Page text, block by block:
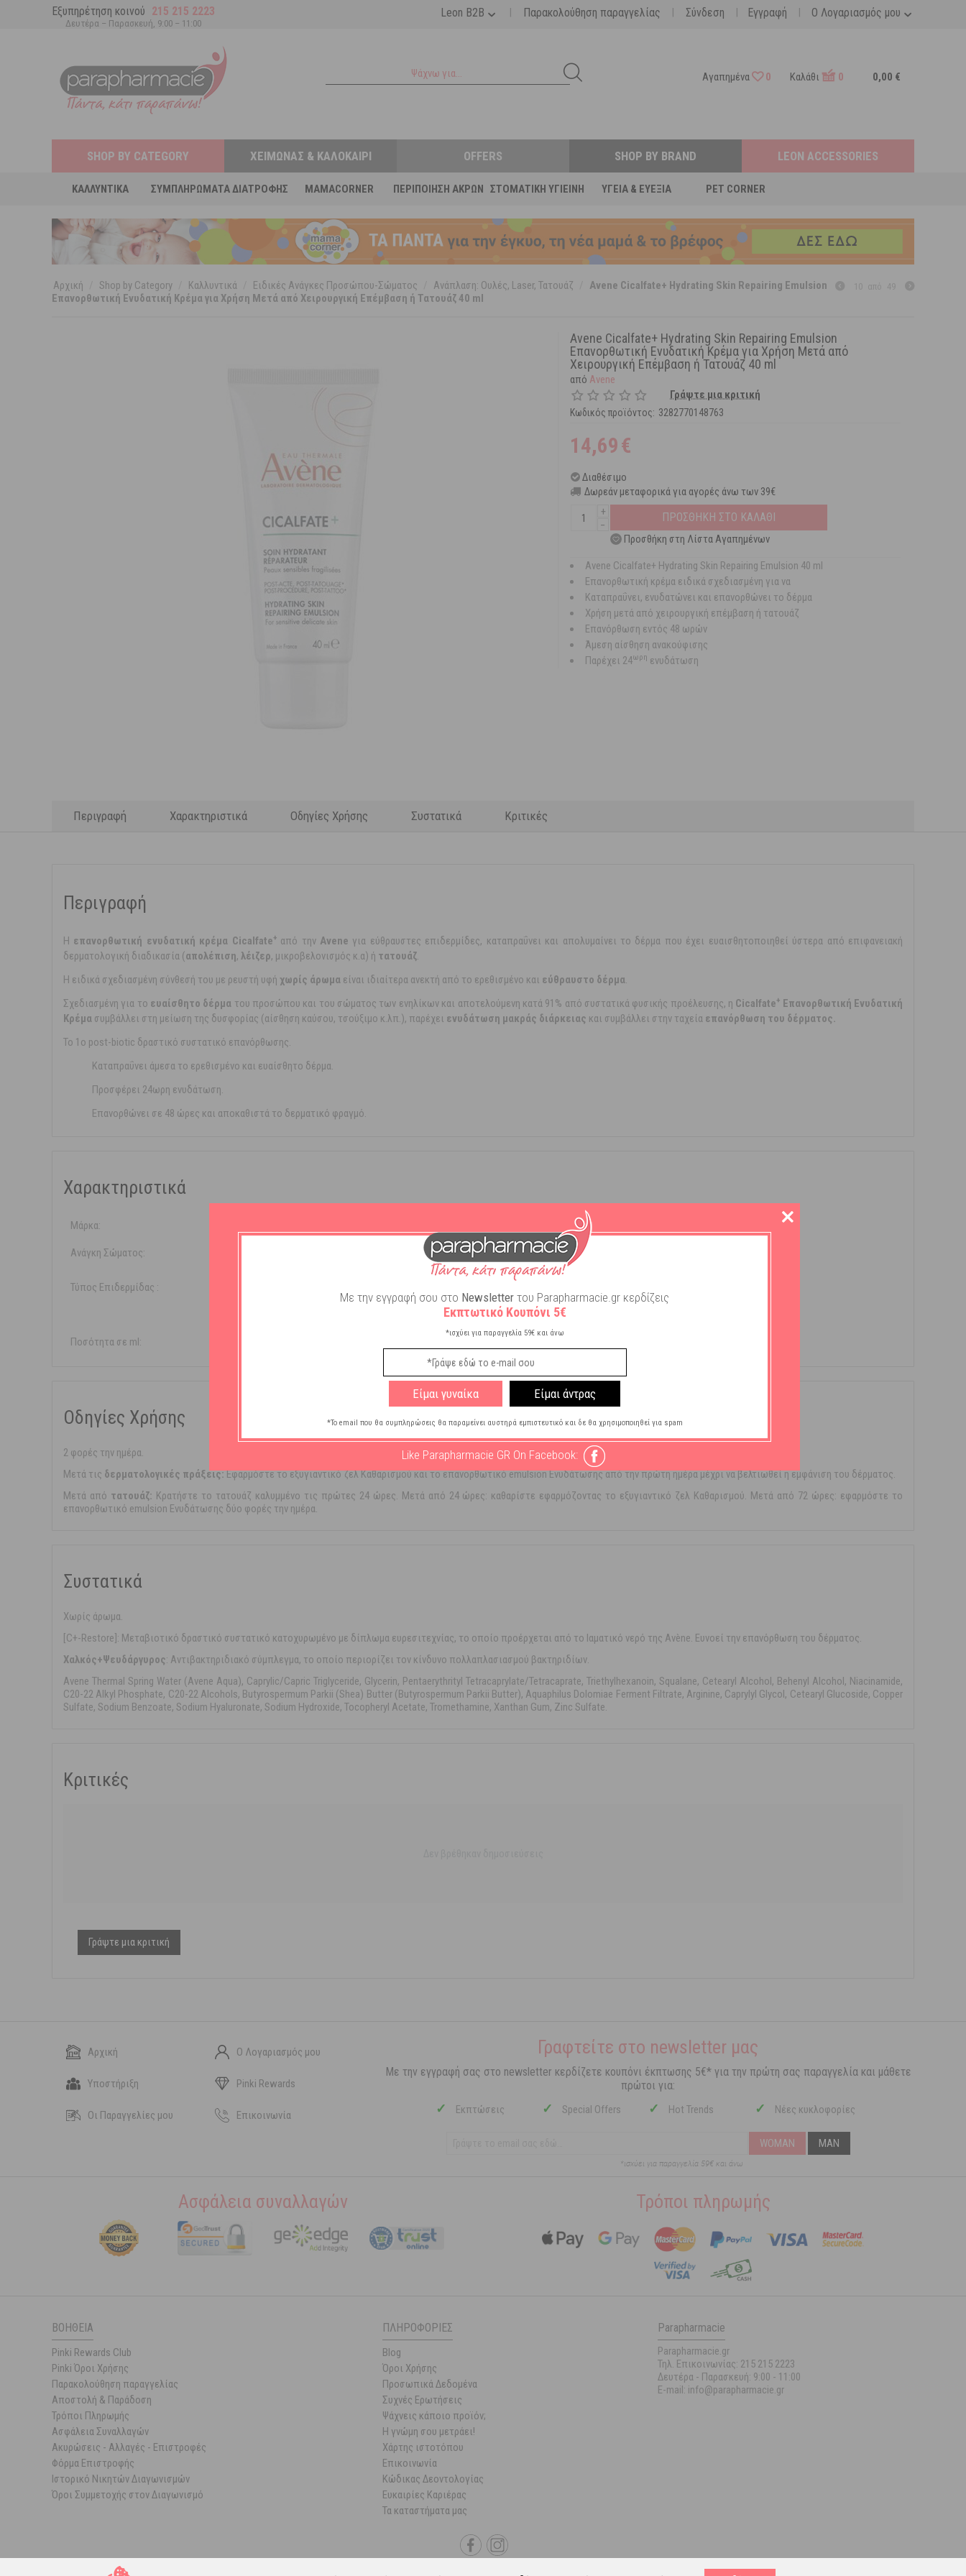
Εξυπηρέτηση κοινού 215 215 2223
Δευτέρα – Παρασκευή, 9:00 – 11:00
Ο Λογαριασμός μου
Leon B2B | Παρακολούθηση παραγγελίας | Σύνδεση | Εγγραφή |
Αγαπημένα 0 Καλάθι 0 0,00 €
SHOP BY CATEGORY
ΚΑΛΛΥΝΤΙΚΆ ΣΥΜΠΛΗΡΏΜΑΤΑ ΔΙΑΤΡΟΦΉΣ MAMACORNER ΠΕΡΙΠΟΊΗΣΗ ΆΚΡΩΝ ΣΤΟΜΑΤΙΚΉ ΥΓΙΕΙΝΉ ΥΓΕΊΑ & ΕΥΕΞΊΑ PET CORNER
ΧΕΙΜΏΝΑΣ & ΚΑΛΟΚΑΊΡΙ OFFERS SHOP BY BRAND LEON ACCESSORIES
Αρχική Shop by Category Καλλυντικά Ειδικές Ανάγκες Προσώπου-Σώματος Ανάπλαση: Ουλές, Laser, Τατουάζ
Avene Cicalfate+ Hydrating Skin Repairing Emulsion
Επανορθωτική Ενυδατική Κρέμα για Χρήση Μετά από Χειρουργική Επέμβαση ή Τατουάζ 40 ml
Avene Cicalfate+ Hydrating Skin Repairing Emulsion
Επανορθωτική Ενυδατική Κρέμα για Χρήση Μετά από
Χειρουργική Επέμβαση ή Τατουάζ 40 ml
από Avene
Γράψτε μια κριτική
Κωδικός προϊόντος: 3282770148763
14,69€
Διαθέσιμο
Δωρεάν μεταφορικά για αγορές άνω των 39€
+
−
ΠΡΟΣΘΗΚΗ ΣΤΟ ΚΑΛΑΘΙ
Προσθήκη στη Λίστα Αγαπημένων
Avene Cicalfate+ Hydrating Skin Repairing Emulsion 40 ml
Επανορθωτική κρέμα ειδικά σχεδιασμένη για να
Καταπραΰνει, ενυδατώνει και επανορθώνει το δέρμα
Χρήση μετά από χειρουργική επέμβαση ή τατουάζ
Επανόρθωση εντός 48 ωρών
Άμεση αίσθηση ανακούφισης
Παρέχει 24ωρη ενυδάτωση
Περιγραφή Χαρακτηριστικά Οδηγίες Χρήσης Συστατικά Κριτικές
Περιγραφή
Η επανορθωτική ενυδατική κρέμα Cicalfate+ από την Avene για εύθραυστες επιδερμίδες, καταπραΰνει και απολυμαίνει το δέρμα που έχει ευαισθητοποιηθεί ύστερα από επιφανειακή
δερματολογική διαδικασία (απολέπιση, λέιζερ, μικροβελονισμός κ.α) ή τατουάζ.
Η ειδικά σχεδιασμένη σύνθεσή του με ρευστή υφή χωρίς άρωμα είναι ιδιαίτερα ανεκτή από το ερεθισμένο και εύθραυστο δέρμα.
Σχεδιασμένη για το ευαίσθητο δέρμα του προσώπου και του σώματος των ενηλίκων και αποτελούμενη κατά 91% από συστατικά φυσικής προέλευσης, η Cicalfate+ Επανορθωτική Ενυδατική
Κρέμα συμβάλλει στη μείωση της δυσφορίας (αίσθηση καύσου, τσούξιμο κ.λπ.), παρέχει ενυδάτωση μακράς διάρκειας και συμβάλλει στην ταχεία επανόρθωση του δέρματος.
Το 1ο post-biotic δραστικό συστατικό επανόρθωσης.
Καταπραΰνει άμεσα το ερεθισμένο και ευαίσθητο δέρμα.
Προσφέρει 24ωρη ενυδάτωση.
Επανορθώνει σε 48 ώρες και αποκαθιστά το δερματικό φραγμό.
Χαρακτηριστικά
Μάρκα:
Ανάγκη Σώματος:
Τύπος Επιδερμίδας :
Ποσότητα σε ml:
Οδηγίες Χρήσης
2 φορές την ημέρα.
Mετά τις δερματολογικές πράξεις:Εφαρμόστε το εξυγιαντικό ζελ Καθαρισμού και το επανορθωτικό emulsion Ενυδάτωσης από την πρώτη ημέρα μέχρι να βελτιωθεί η εμφάνιση του δέρματος.
Mετά από τατουάζ: Κρατήστε το τατουάζ καλυμμένο τις πρώτες 24 ώρες. Μετά από 24 ώρες: καθαρίστε εφαρμόζοντας το εξυγιαντικό ζελ Καθαρισμού. Μετά από 72 ώρες: εφαρμόστε το
επανορθωτικό emulsion Ενυδάτωσης δύο φορές την ημέρα.
Συστατικά
Xωρίς άρωμα.
[C+-Restore]: Μεταβιοτικό δραστικό συστατικό κατοχυρωμένο με δίπλωμα ευρεσιτεχνίας, το οποίο προέρχεται από το Ιαματικό νερό της Avène. Ευνοεί την επανόρθωση του δέρματος.
Χαλκός+Ψευδάργυρος: Αντιβακτηριδιακό σύμπλεγμα, το οποίο περιορίζει τον κίνδυνο πολλαπλασιασμού βακτηριδίων.
Avene Thermal Spring Water (Avene Aqua), Caprylic/Capric Triglyceride, Glycerin, Pentaerythrityl Tetracaprylate/Tetracaprate, Triethylhexanoin, Squalane, Cetearyl Alcohol, Behenyl Alcohol, Niacinamide,
C20-22 Alkyl Phosphate, C20-22 Alcohols, Butyrospermum Parkii (Shea) Butter (Butyrospermum Parkii Butter), Aquaphilus Dolomiae Ferment Filtrate, Arginine, Caprylyl Glycol, Cetearyl Glucoside, Copper
Sulfate, Sodium Benzoate, Sodium Hyaluronate, Sodium Hydroxide, Tocopheryl Acetate, Tromethamine, Xanthan Gum, Zinc Sulfate.
Κριτικές
Γράψτε μια κριτική
Αρχική Ο Λογαριασμός μου
Υποστήριξη Pinki Rewards
Οι Παραγγελίες μου Επικοινωνία
Γραφτείτε στο newsletter μας
Με την εγγραφή σας στο newsletter κερδίζετε κουπόνι έκπτωσης 5€* για την πρώτη σας παραγγελία και μάθετε
πρώτοι για:
✓ Εκπτώσεις ✓ Special Offers ✓ Hot Trends ✓ Νέες κυκλοφορίες
WOMAN MAN
*ισχύει για παραγγελία 59€ και άνω
Ασφάλεια συναλλαγών Τρόποι πληρωμής
ΒΟΉΘΕΙΑ
Pinki Rewards Club
Pinki Όροι Χρήσης
Παρακολούθηση παραγγελίας
Αποστολή & Παράδοση
Τρόποι Πληρωμής
Ασφάλεια Συναλλαγών
Ακυρώσεις - Αλλαγές - Επιστροφές
Φόρμα Επιστροφής
Ιστορικό Νικητών Διαγωνισμών
Όροι Συμμετοχής στον Διαγωνισμό
ΠΛΗΡΟΦΟΡΊΕΣ
Blog
Όροι Χρήσης
Προσωπικά Δεδομένα
Συχνές Ερωτήσεις
Ψάχνεις κάποιο προϊόν;
Η γνώμη σου μετράει!
Χάρτης ιστοτόπου
Επικοινωνία
Κώδικας Δεοντολογίας
Ευκαιρίες Καριέρας
Τα καταστήματα μας
Parapharmacie
Parapharmacie.gr
Τηλ. Επικοινωνίας: 215 215 2223
Δευτέρα - Παρασκευή: 9:00 - 11:00
E-mail: info@parapharmacie.gr
Με την εγγραφή σου στο Newsletter του Parapharmacie.gr κερδίζεις
Εκπτωτικό Κουπόνι 5€
*ισχύει για παραγγελία 59€ και άνω
Είμαι γυναίκα Είμαι άντρας
*Το email που θα συμπληρώσεις θα παραμείνει αυστηρά εμπιστευτικό και δε θα χρησιμοποιηθεί για spam
Like Parapharmacie GR On Facebook: